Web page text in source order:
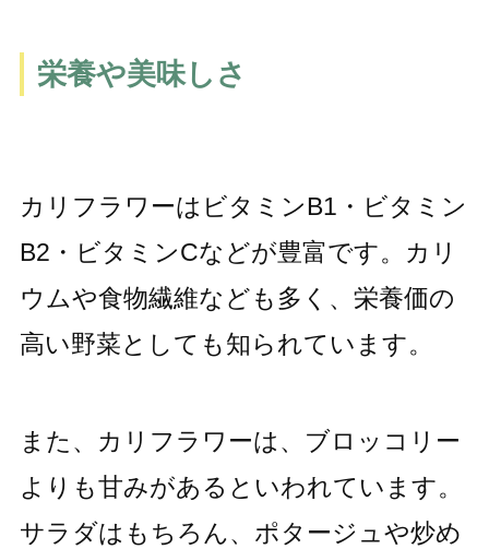
栄養や美味しさ
カリフラワーはビタミンB1・ビタミン
B2・ビタミンCなどが豊富です。カリ
ウムや食物繊維なども多く、栄養価の
高い野菜としても知られています。
また、カリフラワーは、ブロッコリー
よりも甘みがあるといわれています。
サラダはもちろん、ポタージュや炒め